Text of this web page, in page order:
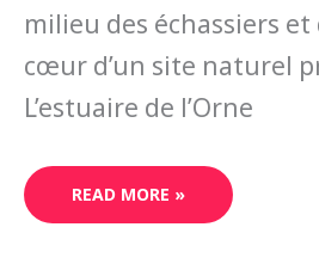
milieu des échassiers et
cœur d’un site naturel
L’estuaire de l’Orne
READ MORE »